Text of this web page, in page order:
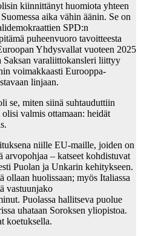
kiinnittänyt huomiota yhteen
aika vähin äänin. Se on
SPD:n
puheenvuoro tavoitteesta
Yhdysvallat vuoteen 2025
Saksan varaliittokansleri liittyy
voimakkaasti Eurooppa-
linjaan.
se, miten siinä suhtauduttiin
valmis ottamaan: heidät
niille EU-maille, joiden on
– katseet kohdistuvat
Puolan ja Unkarin kehitykseen.
ollaan huolissaan; myös Italiassa
vastuunjako
Puolassa hallitseva puolue
uhataan Soroksen yliopistoa.
koetuksella.